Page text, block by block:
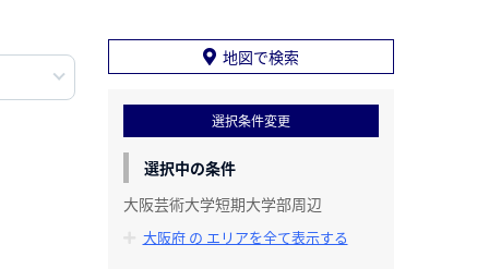
地図で検索
選択条件変更
選択中の条件
大阪芸術大学短期大学部周辺
大阪府 の エリアを全て表示する